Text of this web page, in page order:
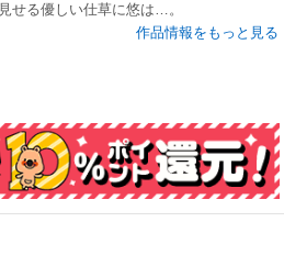
せる優しい仕草に悠は…。
作品情報をもっと見る